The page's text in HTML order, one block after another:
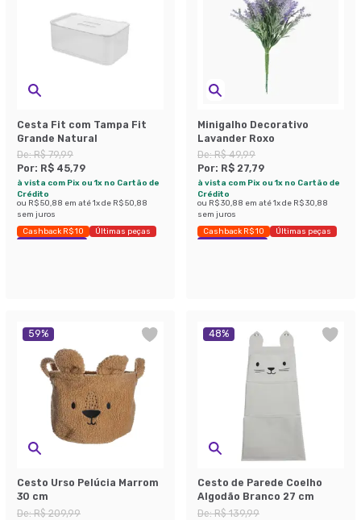
Cesta Fit com Tampa Fit
Grande Natural
De:R$ 79,99
Por: R$ 45,79
à vista com Pix ou 1x no Cartão de
Crédito
ou R$ 50,88 em até1x de R$ 50,88
sem juros
Cashback R$ 10
Últimas peças
Economize 42%
Minigalho Decorativo
Lavander Roxo
De:R$ 49,99
Por: R$ 27,79
à vista com Pix ou 1x no Cartão de
Crédito
ou R$ 30,88 em até1x de R$ 30,88
sem juros
Cashback R$ 10
Últimas peças
Economize 44%
59%
Cesto Urso Pelúcia Marrom
30 cm
De:R$ 209,99
48%
Cesto de Parede Coelho
Algodão Branco 27 cm
De:R$ 139,99